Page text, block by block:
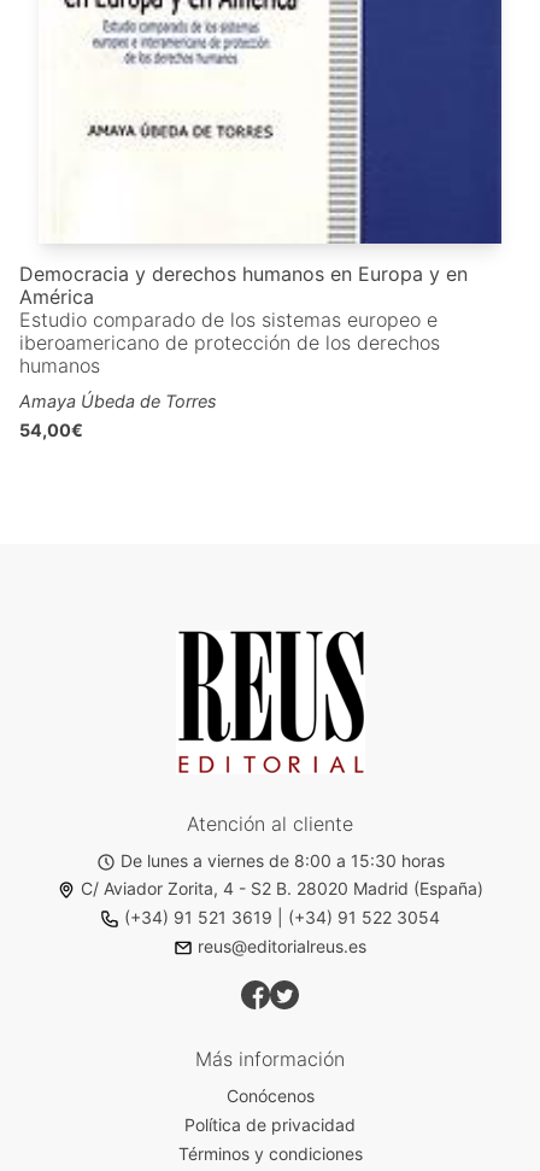
Democracia y derechos humanos en Europa y en
América
Estudio comparado de los sistemas europeo e
iberoamericano de protección de los derechos
humanos
Amaya Úbeda de Torres
54,00€
Atención al cliente
De lunes a viernes de 8:00 a 15:30 horas
C/ Aviador Zorita, 4 - S2 B. 28020 Madrid (España)
(+34) 91 521 3619
(+34) 91 522 3054
reus@editorialreus.es
Más información
Conócenos
Política de privacidad
Términos y condiciones